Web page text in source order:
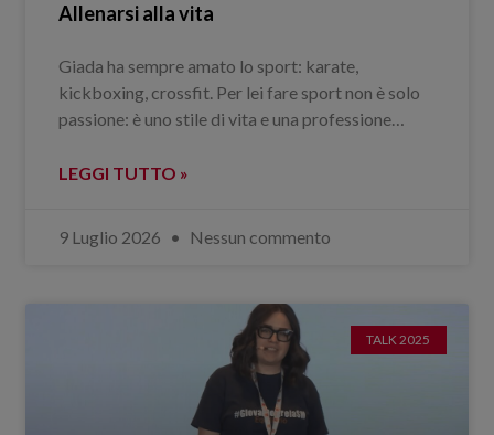
Allenarsi alla vita
Giada ha sempre amato lo sport: karate,
kickboxing, crossfit. Per lei fare sport non è solo
passione: è uno stile di vita e una professione…
LEGGI TUTTO »
9 Luglio 2026 Nessun commento
TALK 2025